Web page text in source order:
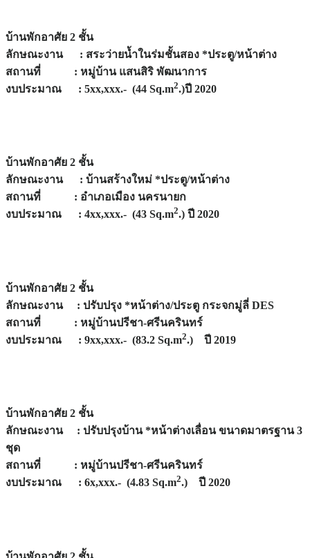
บ้านพักอาศัย 2 ชั้น
ลักษณะงาน : สระว่ายน้ำในร่มชั้นสอง *ประตู/หน้าต่าง
สถานที่ : หมู่บ้าน แสนสิริ พัฒนาการ
งบประมาณ : 5xx,xxx.- (44 Sq.m2.)ปี 2020
บ้านพักอาศัย 2 ชั้น
ลักษณะงาน : บ้านสร้างใหม่ *ประตู/หน้าต่าง
สถานที่ : อำเภอเมือง นครนายก
งบประมาณ : 4xx,xxx.- (43 Sq.m2.) ปี 2020
บ้านพักอาศัย 2 ชั้น
ลักษณะงาน : ปรับปรุง *หน้าต่าง/ประตู กระจกมู่ลี่ DES
สถานที่ : หมู่บ้านปรีชา-ศรีนครินทร์
งบประมาณ : 9xx,xxx.- (83.2 Sq.m2.) ปี 2019
บ้านพักอาศัย 2 ชั้น
ลักษณะงาน : ปรับปรุงบ้าน *หน้าต่างเลื่อน ขนาดมาตรฐาน 3
ชุด
สถานที่ : หมู่บ้านปรีชา-ศรีนครินทร์
งบประมาณ : 6x,xxx.- (4.83 Sq.m2.) ปี 2020